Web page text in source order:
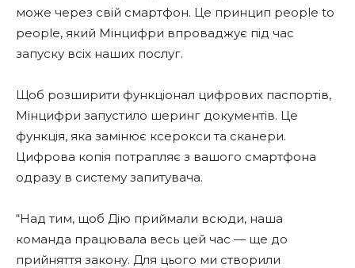
може через свій смартфон. Це принцип people to
people, який Мінцифри впроваджує під час
запуску всіх наших послуг.
Щоб розширити функціонал цифрових паспортів,
Мінцифри запустило шеринг документів. Це
функція, яка замінює ксерокси та сканери.
Цифрова копія потрапляє з вашого смартфона
одразу в систему запитувача.
“Над тим, щоб Дію приймали всюди, наша
команда працювала весь цей час — ще до
прийняття закону. Для цього ми створили